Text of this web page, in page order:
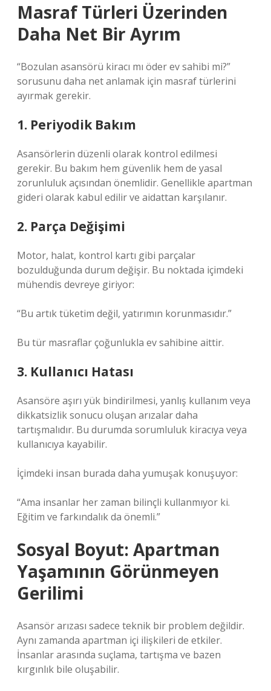
Masraf Türleri Üzerinden
Daha Net Bir Ayrım
“Bozulan asansörü kiracı mı öder ev sahibi mi?”
sorusunu daha net anlamak için masraf türlerini
ayırmak gerekir.
1. Periyodik Bakım
Asansörlerin düzenli olarak kontrol edilmesi
gerekir. Bu bakım hem güvenlik hem de yasal
zorunluluk açısından önemlidir. Genellikle apartman
gideri olarak kabul edilir ve aidattan karşılanır.
2. Parça Değişimi
Motor, halat, kontrol kartı gibi parçalar
bozulduğunda durum değişir. Bu noktada içimdeki
mühendis devreye giriyor:
“Bu artık tüketim değil, yatırımın korunmasıdır.”
Bu tür masraflar çoğunlukla ev sahibine aittir.
3. Kullanıcı Hatası
Asansöre aşırı yük bindirilmesi, yanlış kullanım veya
dikkatsizlik sonucu oluşan arızalar daha
tartışmalıdır. Bu durumda sorumluluk kiracıya veya
kullanıcıya kayabilir.
İçimdeki insan burada daha yumuşak konuşuyor:
“Ama insanlar her zaman bilinçli kullanmıyor ki.
Eğitim ve farkındalık da önemli.”
Sosyal Boyut: Apartman
Yaşamının Görünmeyen
Gerilimi
Asansör arızası sadece teknik bir problem değildir.
Aynı zamanda apartman içi ilişkileri de etkiler.
İnsanlar arasında suçlama, tartışma ve bazen
kırgınlık bile oluşabilir.